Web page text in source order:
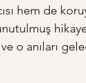
hem de
o anıları